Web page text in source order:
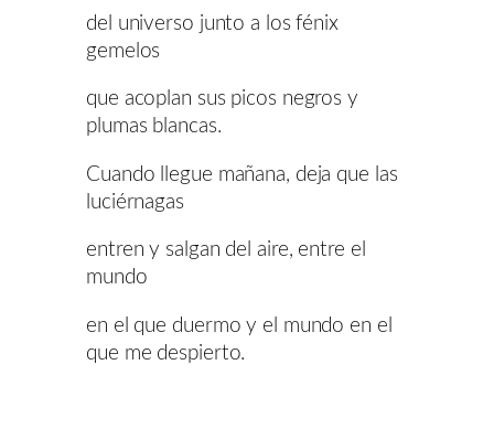
del universo junto a los fénix
gemelos
que acoplan sus picos negros y
plumas blancas.
Cuando llegue mañana, deja que las
luciérnagas
entren y salgan del aire, entre el
mundo
en el que duermo y el mundo en el
que me despierto.